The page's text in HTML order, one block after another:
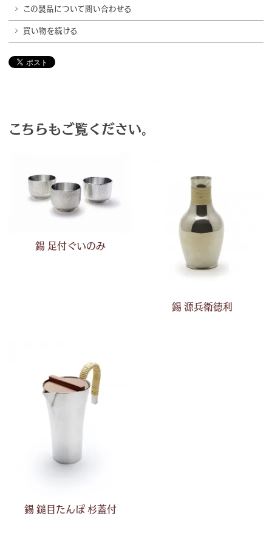
この製品について問い合わせる
買い物を続ける
こちらもご覧ください。
錫 足付ぐいのみ
錫 源兵衛徳利
錫 鎚目たんぽ 杉蓋付